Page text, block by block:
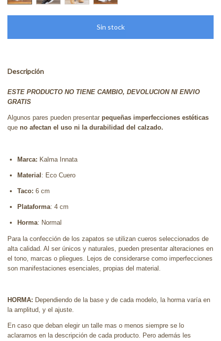
Descripción
ESTE PRODUCTO NO TIENE CAMBIO, DEVOLUCION NI ENVIO
GRATIS
Algunos pares pueden presentar pequeñas imperfecciones estéticas
que no afectan el uso ni la durabilidad del calzado.
Marca: Kalma Innata
Material : Eco Cuero
Taco: 6 cm
Plataforma: 4 cm
Horma: Normal
Para la confección de los zapatos se utilizan cueros seleccionados de
alta calidad. Al ser únicos y naturales, pueden presentar alteraciones en
el tono, marcas o pliegues. Lejos de considerarse como imperfecciones
son manifestaciones esenciales, propias del material.
HORMA: Dependiendo de la base y de cada modelo, la horma varía en
la amplitud, y el ajuste.
En caso que deban elegir un talle mas o menos siempre se lo
aclaramos en la descripción de cada producto. Pero además les